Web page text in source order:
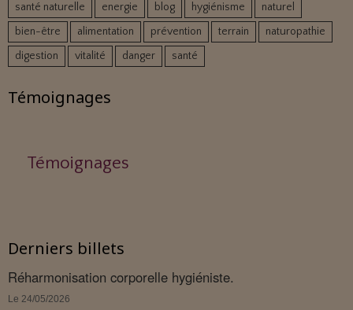
santé naturelle
energie blog hygiénisme
naturel
bien-être
alimentation prévention terrain
naturopathie
digestion
vitalité danger santé
Témoignages
Témoignages
Derniers billets
Réharmonisation corporelle hygiéniste.
Le 24/05/2026